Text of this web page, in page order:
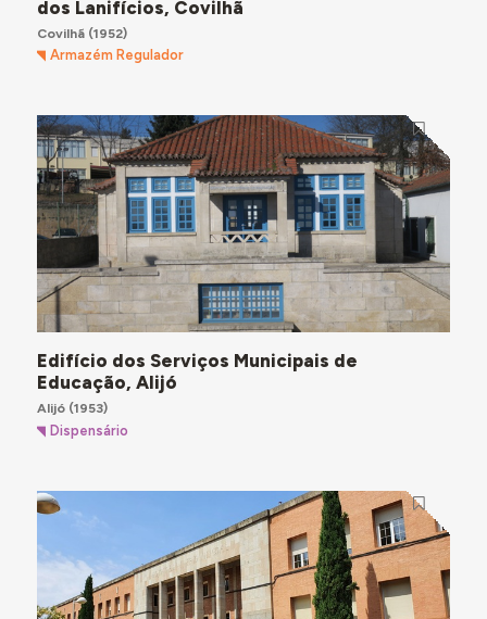
dos Lanifícios, Covilhã
Covilhã(1952)
Armazém Regulador
Edifício dos Serviços Municipais de
Educação, Alijó
Alijó(1953)
Dispensário